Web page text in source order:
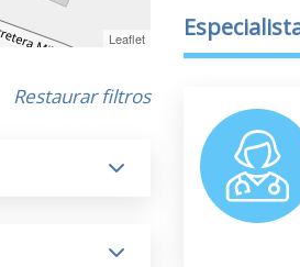
Leaflet
Restaurar filtros